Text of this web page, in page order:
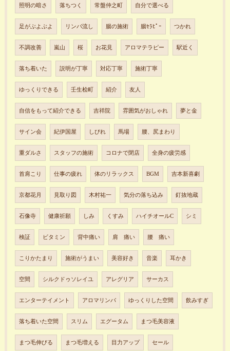
照明の暗さ 落ちつく 常盤仲之町 自分で選べる
足がぶよぶよ リンパ流し 腸の施術 腸ｾﾗﾋﾟｰ つかれ
不調改善 嵐山 桜 お花見 アロマテラピー 駅近く
落ち着いた 説明が丁寧 対応丁寧 施術丁寧
ゆっくりできる 壬生桧町 紹介 友人
自信をもって紹介できる 吉祥院 雰囲気がおしゃれ 夢と金
サイン会 紀伊国屋 しびれ 馬場 腰、尻まわり
重ダルさ スタッフの施術 コロナで閉店 全身の疲労感
首肩こり 仕事の疲れ 体のリラックス BGM 吉本新喜劇
京都花月 見取り図 木村祐一 気分の落ち込み 釘抜地蔵
石像寺 健康祈願 しみ くすみ ハイチオールC シミ
検証 ビタミン 背中痛い 肩 痛い 腰 痛い
こりかたまり 施術がうまい 美容好き 音楽 耳かき
空間 シルクドゥソレイユ アレグリア サーカス
エンターテイメント アロマリンパ ゆっくりした空間 飲みすぎ
落ち着いた空間 スリム エグータム まつ毛美容液
まつ毛伸びる まつ毛増える 目力アップ セール